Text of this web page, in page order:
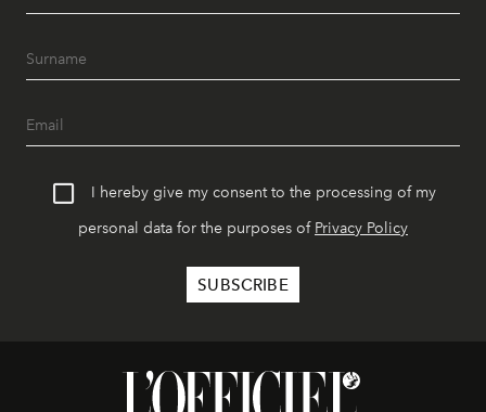
I hereby give my consent to the processing of my
personal data for the purposes of Privacy Policy